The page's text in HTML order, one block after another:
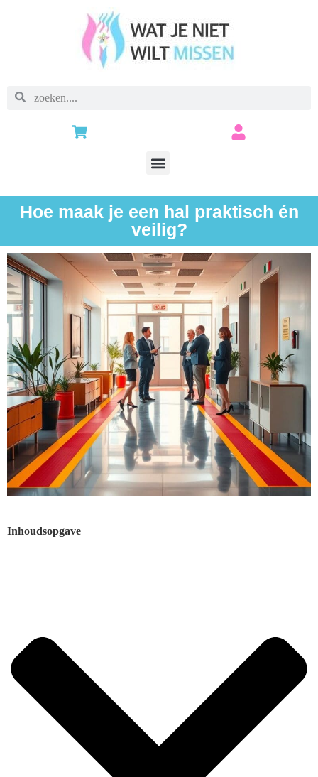
Hoe maak je een hal praktisch én
veilig?
Inhoudsopgave